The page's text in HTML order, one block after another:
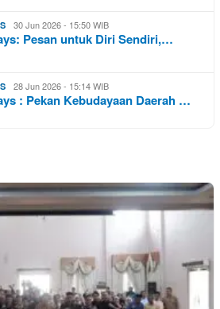
30 Jun 2026 - 15:50 WIB
Pesan untuk Diri Sendiri,…
28 Jun 2026 - 15:14 WIB
: Pekan Kebudayaan Daerah …